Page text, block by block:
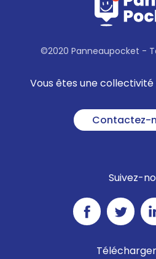
©2020 Panneaupocket -
Vous êtes une
Contactez-
Suivez-